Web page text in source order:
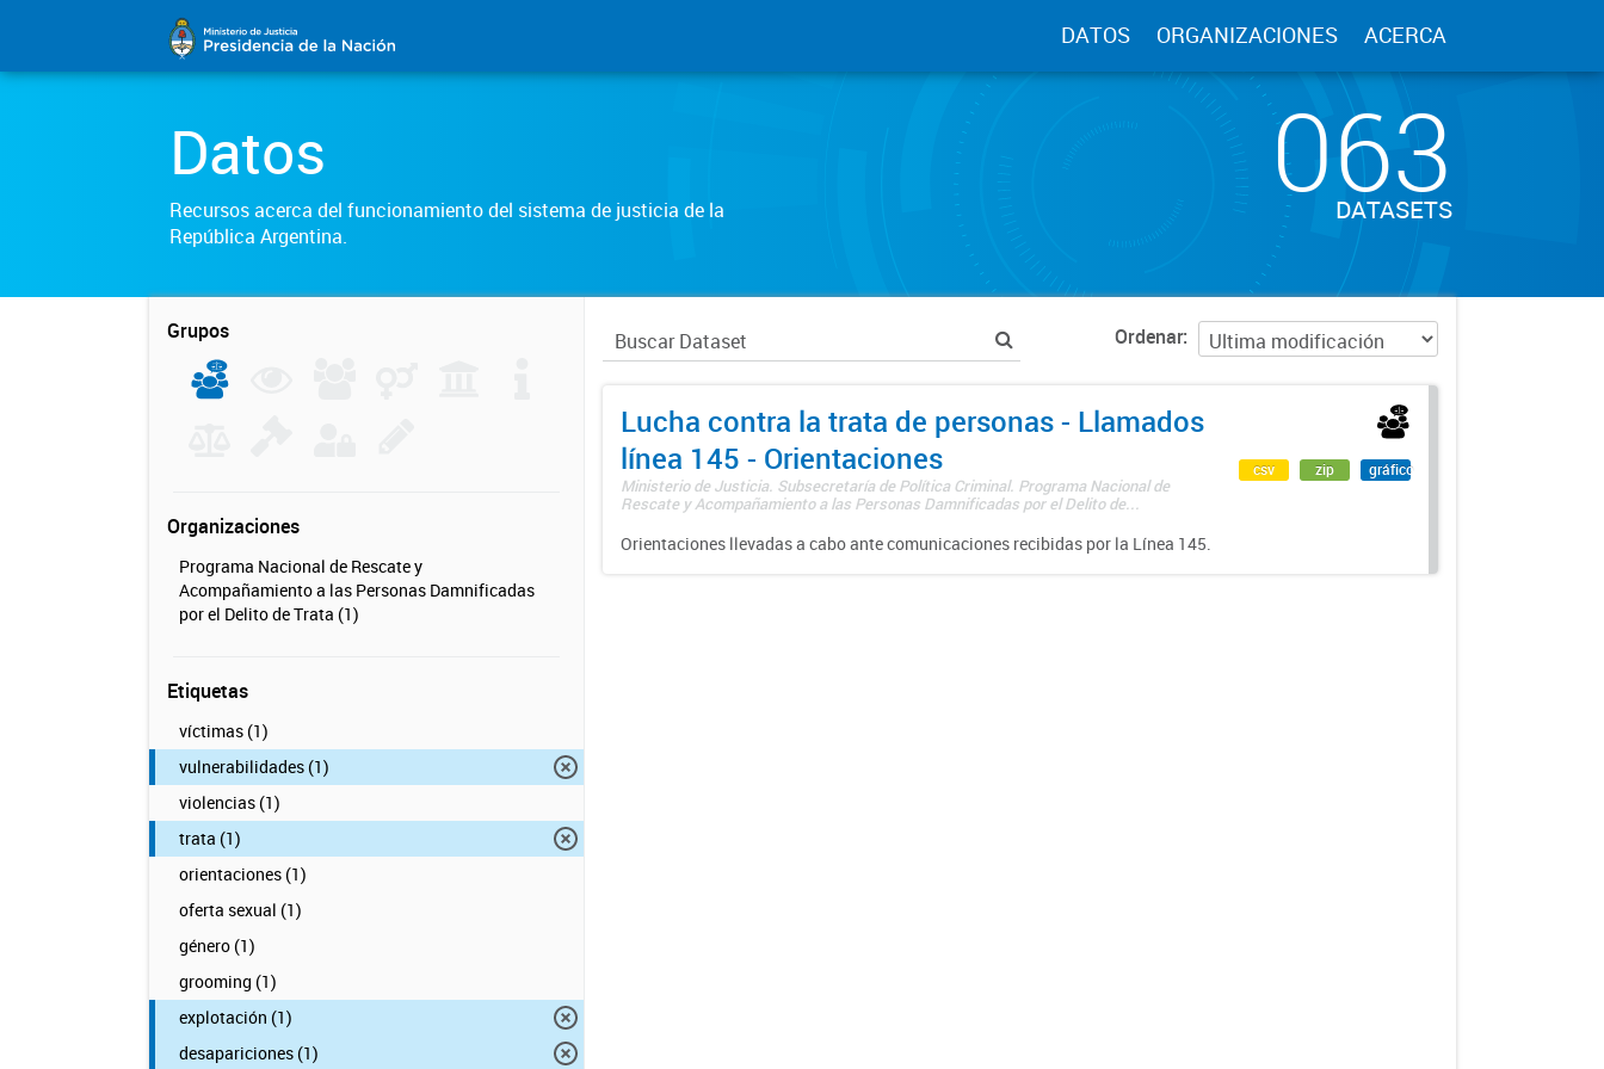
DATOS ORGANIZACIONES ACERCA
Datos
Recursos acerca del funcionamiento del sistema de justicia de la
República Argentina.
063
DATASETS
Grupos
Organizaciones
Programa Nacional de Rescate y
Acompañamiento a las Personas Damnificadas
por el Delito de Trata (1)
Etiquetas
víctimas (1)
vulnerabilidades (1)
violencias (1)
trata (1)
orientaciones (1)
oferta sexual (1)
género (1)
grooming (1)
explotación (1)
desapariciones (1)
Ordenar
Lucha contra la trata de personas - Llamados
línea 145 - Orientaciones
Ministerio de Justicia. Subsecretaría de Política Criminal. Programa Nacional de
Rescate y Acompañamiento a las Personas Damnificadas por el Delito de...
Orientaciones llevadas a cabo ante comunicaciones recibidas por la Línea 145.
csv zip gráfico